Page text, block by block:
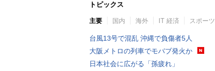
トピックス
主要 国内 海外 IT 経済 スポーツ
台風13号で混乱 沖縄で負傷者5人
大阪メトロの列車でモバブ発火か
日本社会に広がる「孫疲れ」